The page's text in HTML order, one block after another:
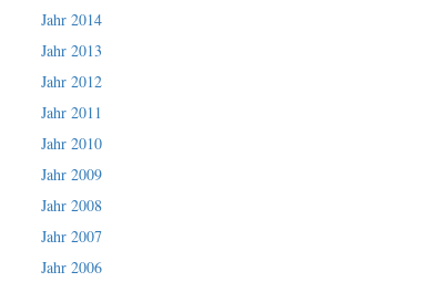
Jahr 2014
Jahr 2013
Jahr 2012
Jahr 2011
Jahr 2010
Jahr 2009
Jahr 2008
Jahr 2007
Jahr 2006